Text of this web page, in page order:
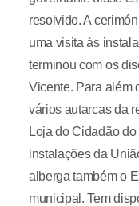
resolvido. A
uma visita às
terminou com os
Vicente. Para além
vários autarcas da
Loja do Cidadão
instalações da
alberga também o
municipal. Tem